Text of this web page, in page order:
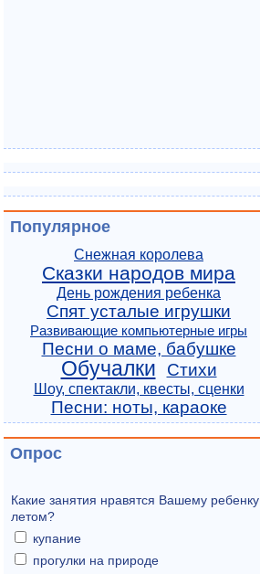
Популярное
Снежная королева
Сказки народов мира
День рождения ребенка
Спят усталые игрушки
Развивающие компьютерные игры
Песни о маме, бабушке
Обучалки Стихи
Шоу, спектакли, квесты, сценки
Песни: ноты, караоке
Опрос
Какие занятия нравятся Вашему ребенку
летом?
купание
прогулки на природе